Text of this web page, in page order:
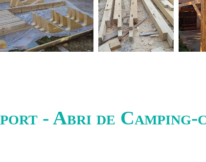
- Abri de Camping-